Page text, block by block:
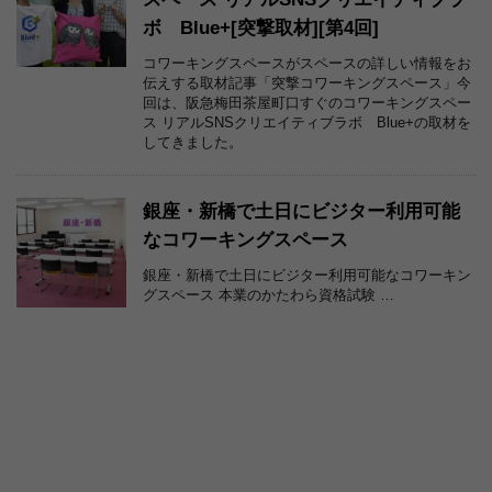
ボ Blue+[突撃取材][第4回]
コワーキングスペースがスペースの詳しい情報をお
伝えする取材記事「突撃コワーキングスペース」今
回は、阪急梅田茶屋町口すぐのコワーキングスペー
ス リアルSNSクリエイティブラボ Blue+の取材を
してきました。
銀座・新橋で土日にビジター利用可能
なコワーキングスペース
銀座・新橋で土日にビジター利用可能なコワーキン
グスペース 本業のかたわら資格試験 …